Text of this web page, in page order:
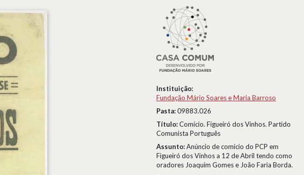
Instituição:
Fundação Mário Soares e Maria Barroso
Pasta:09883.026
Título:Comício. Figueiró dos Vinhos. Partido
Comunista Português
Assunto:Anúncio de comício do PCP em
Figueiró dos Vinhos a 12 de Abril tendo como
oradores Joaquim Gomes e João Faria Borda.